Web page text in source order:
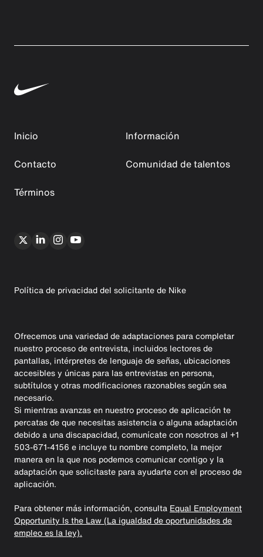
Inicio
Información
Contacto
Comunidad de talentos
Términos
Política de privacidad del solicitante de Nike
Ofrecemos una variedad de adaptaciones para completar
nuestro proceso de entrevista, incluidos lectores de
pantallas, intérpretes de lenguaje de señas, ubicaciones
accesibles y únicas para las entrevistas en persona,
subtítulos y otras modificaciones razonables según sea
necesario.
Si mientras avanzas en nuestro proceso de aplicación te
percatas de que necesitas asistencia o alguna adaptación
debido a una discapacidad, comunícate con nosotros al +1
503-671-4156 e incluye tu nombre completo, la mejor
manera en la que nos podemos comunicar contigo y la
adaptación que solicitaste para ayudarte con el proceso de
aplicación.
Para obtener más información, consulta Equal Employment
Opportunity Is the Law (La igualdad de oportunidades de
empleo es la ley).